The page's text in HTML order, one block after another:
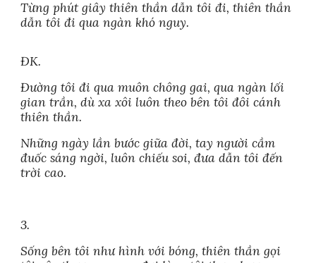
Từng phút giây thiên thần dẫn tôi đi, thiên thần
dẫn tôi đi qua ngàn khó nguy.
ĐK.
Đường tôi đi qua muôn chông gai, qua ngàn lối
gian trần, dù xa xôi luôn theo bên tôi đôi cánh
thiên thần.
Những ngày lần bước giữa đời, tay người cầm
đuốc sáng ngời, luôn chiếu soi, đưa dẫn tôi đến
trời cao.
3.
Sống bên tôi như hình với bóng, thiên thần gọi